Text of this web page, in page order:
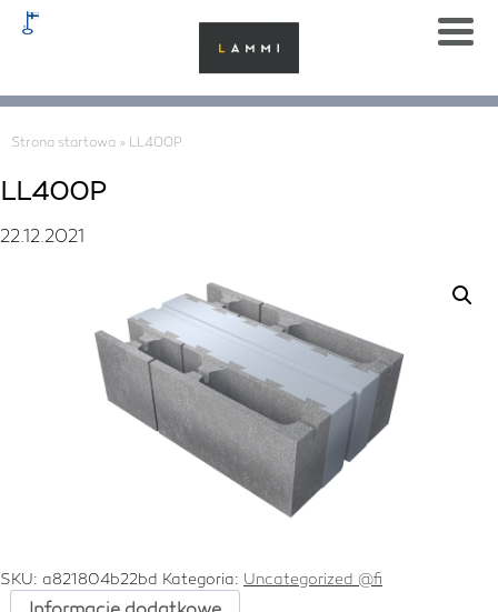
Strona startowa » LL400P
LL400P
22.12.2021
SKU: a821804b22bd Kategoria: Uncategorized @fi